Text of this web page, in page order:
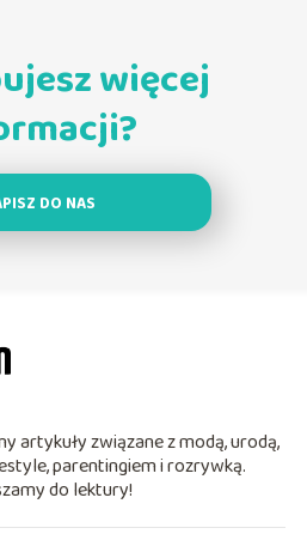
więcej
DO NAS
artykuły związane z modą, urodą,
parentingiem i rozrywką.
do lektury!